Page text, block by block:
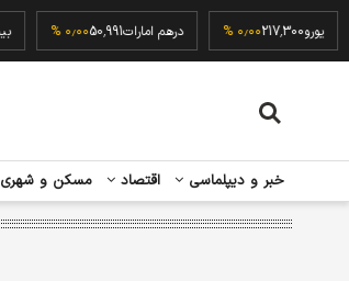
یورو217,300 درهم امارات50,991
خبر و دیپلماسی اقتصاد مسکن و شهری